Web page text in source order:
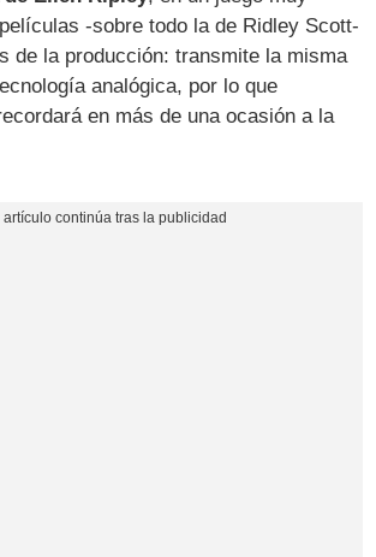
-sobre todo la de Ridley Scott-
de la producción: transmite la misma
analógica, por lo que
en más de una ocasión a la